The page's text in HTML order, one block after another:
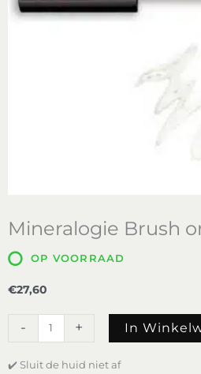
Mineralogie Brush
OP VOORRAAD
€27,60
-
Brow
+ In
✔️ Sluit de huid niet af